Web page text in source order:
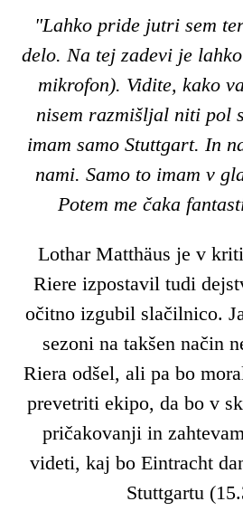
"Lahko pride jutri sem
delo. Na tej zadevi je
mikrofon). Vidite, kako
nisem razmišljal niti pol
imam samo Stuttgart. In
nami. Samo to imam v
Potem me čaka
Lothar Matthäus je v
Riere izpostavil tudi
očitno izgubil slačilnico.
sezoni na takšen način
Riera odšel, ali pa bo
prevetriti ekipo, da bo v
pričakovanji in
videti, kaj bo Eintracht
Stuttgartu